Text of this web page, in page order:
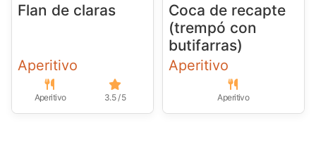
Flan de claras
Aperitivo
Aperitivo 3.5 / 5
Coca de recapte
(trempó con
butifarras)
Aperitivo
Aperitivo